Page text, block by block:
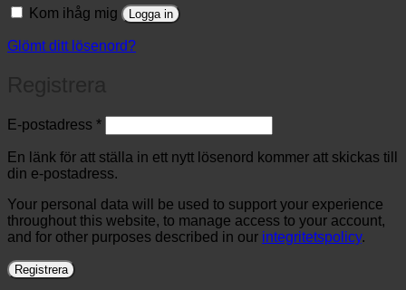
Kom ihåg mig Logga in
Glömt ditt lösenord?
E-postadress *Obligatoriskt
En länk för att ställa in ett nytt lösenord kommer att skickas till
din e-postadress.
Your personal data will be used to support your experience
throughout this website, to manage access to your account,
and for other purposes described in our integritetspolicy.
Registrera